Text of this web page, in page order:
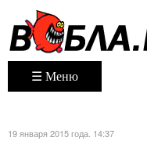
☰ Меню
19 января 2015 года. 14:37